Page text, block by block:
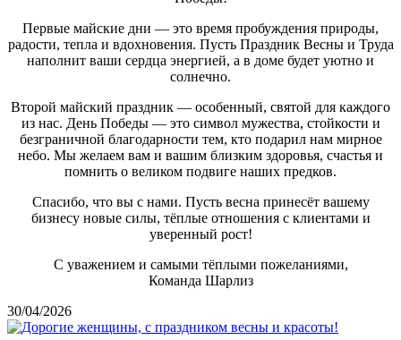
Первые майские дни — это время пробуждения природы,
радости, тепла и вдохновения. Пусть Праздник Весны и Труда
наполнит ваши сердца энергией, а в доме будет уютно и
солнечно.
Второй майский праздник — особенный, святой для каждого
из нас. День Победы — это символ мужества, стойкости и
безграничной благодарности тем, кто подарил нам мирное
небо. Мы желаем вам и вашим близким здоровья, счастья и
помнить о великом подвиге наших предков.
Спасибо, что вы с нами. Пусть весна принесёт вашему
бизнесу новые силы, тёплые отношения с клиентами и
уверенный рост!
С уважением и самыми тёплыми пожеланиями,
Команда Шарлиз
30/04/2026